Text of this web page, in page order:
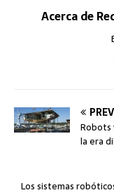
Acerca de
Robots
la era
Los sistemas